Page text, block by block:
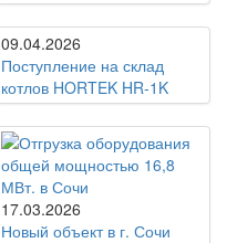
09.04.2026
Поступление на склад
котлов HORTEK HR-1K
17.03.2026
Новый объект в г. Сочи